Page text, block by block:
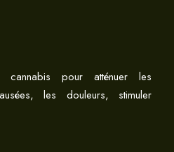
pour atténuer les
les douleurs, stimuler